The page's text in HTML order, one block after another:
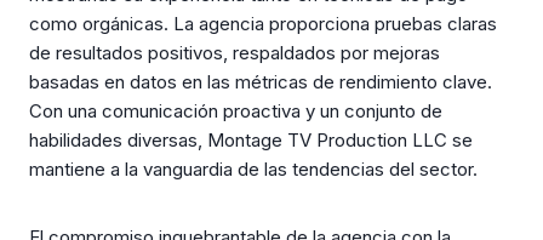
como orgánicas. La agencia proporciona pruebas claras
de resultados positivos, respaldados por mejoras
basadas en datos en las métricas de rendimiento clave.
Con una comunicación proactiva y un conjunto de
habilidades diversas, Montage TV Production LLC se
mantiene a la vanguardia de las tendencias del sector.